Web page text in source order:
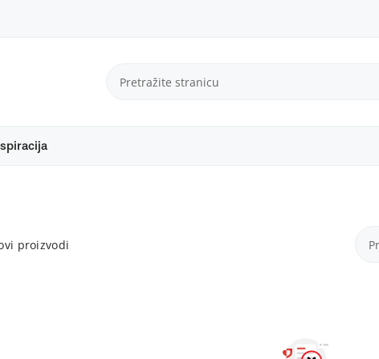
proizvodi